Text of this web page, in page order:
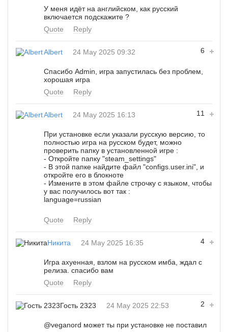
У меня идёт на английском, как русский
включается подскажите ?
Quote
Reply
6
Albert 24 May 2025 09:32
Спасибо Admin, игра запустилась без проблем,
хорошая игра
Quote
Reply
11
Albert 24 May 2025 16:13
При установке если указали русскую версию, то
полностью игра на русском будет, можно
проверить папку в установленной игре :
- Откройте папку "steam_settings"
- В этой папке найдите файл "configs.user.ini", и
откройте его в блокноте
- Измените в этом файле строчку с языком, чтобы
у вас получилось вот так :
language=russian
Quote Reply
4
Никита 24 May 2025 16:35
Игра ахуенная, взлом на русском имба, ждал с
релиза. спасибо вам
Quote
Reply
2
Гость 2323 24 May 2025 22:53
@veganord может ты при установке не поставил